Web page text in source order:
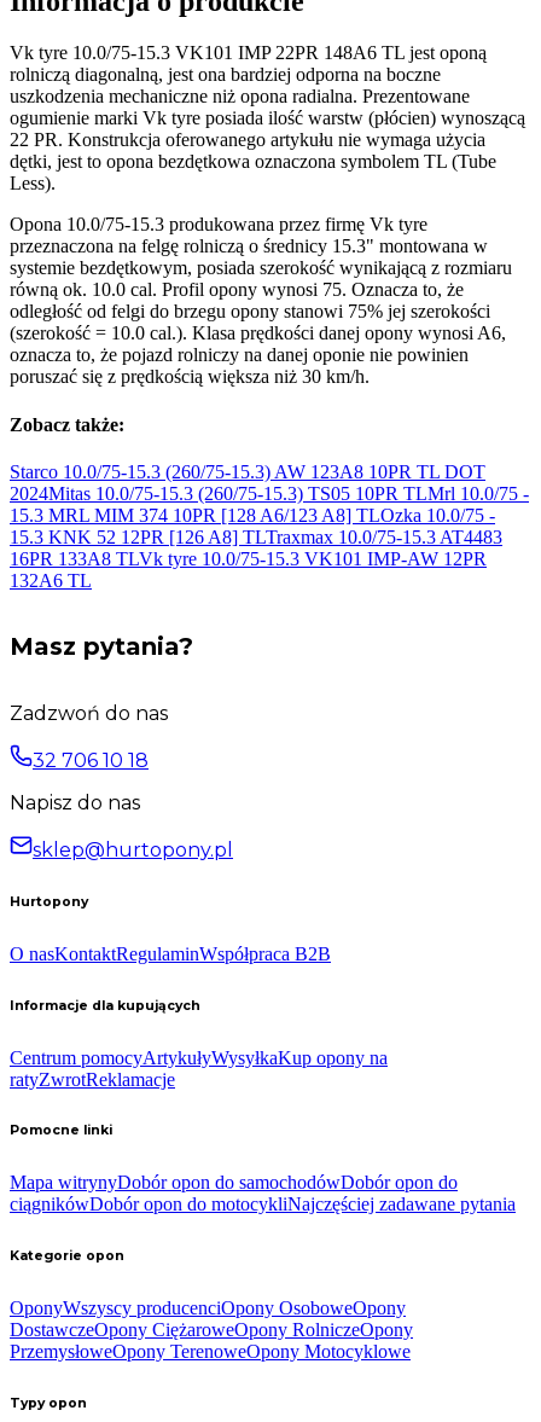
Vk tyre 10.0/75-15.3 VK101 IMP 22PR 148A6 TL jest oponą
rolniczą diagonalną, jest ona bardziej odporna na boczne
uszkodzenia mechaniczne niż opona radialna. Prezentowane
ogumienie marki Vk tyre posiada ilość warstw (płócien) wynoszącą
22 PR. Konstrukcja oferowanego artykułu nie wymaga użycia
dętki, jest to opona bezdętkowa oznaczona symbolem TL (Tube
Less).
Opona 10.0/75-15.3 produkowana przez firmę Vk tyre
przeznaczona na felgę rolniczą o średnicy 15.3" montowana w
systemie bezdętkowym, posiada szerokość wynikającą z rozmiaru
równą ok. 10.0 cal. Profil opony wynosi 75. Oznacza to, że
odległość od felgi do brzegu opony stanowi 75% jej szerokości
(szerokość = 10.0 cal.). Klasa prędkości danej opony wynosi A6,
oznacza to, że pojazd rolniczy na danej oponie nie powinien
poruszać się z prędkością większa niż 30 km/h.
Zobacz także:
Starco 10.0/75-15.3 (260/75-15.3) AW 123A8 10PR TL DOT
2024Mitas 10.0/75-15.3 (260/75-15.3) TS05 10PR TLMrl 10.0/75 -
15.3 MRL MIM 374 10PR [128 A6/123 A8] TLOzka 10.0/75 -
15.3 KNK 52 12PR [126 A8] TLTraxmax 10.0/75-15.3 AT4483
16PR 133A8 TLVk tyre 10.0/75-15.3 VK101 IMP-AW 12PR
132A6 TL
Masz pytania?
Zadzwoń do nas
32 706 10 18
Napisz do nas
sklep@hurtopony.pl
Hurtopony
O nasKontaktRegulaminWspółpraca B2B
Informacje dla kupujących
Centrum pomocyArtykułyWysyłkaKup opony na
ratyZwrotReklamacje
Pomocne linki
Mapa witrynyDobór opon do samochodówDobór opon do
ciągnikówDobór opon do motocykliNajczęściej zadawane pytania
Kategorie opon
OponyWszyscy producenciOpony OsoboweOpony
DostawczeOpony CiężaroweOpony RolniczeOpony
PrzemysłoweOpony TerenoweOpony Motocyklowe
Typy opon